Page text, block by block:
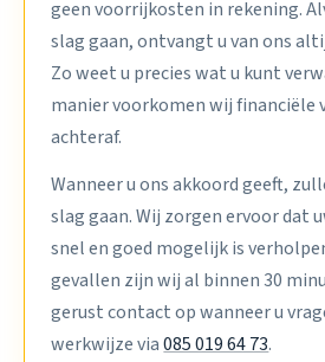
geen voorrijkosten in rekening.
slag gaan, ontvangt u van ons
Zo weet u precies wat u kunt
manier voorkomen wij financiële
achteraf.
Wanneer u ons akkoord geeft,
slag gaan. Wij zorgen ervoor dat
snel en goed mogelijk is
gevallen zijn wij al binnen 30
gerust contact op wanneer u
werkwijze via085 019 64 73.